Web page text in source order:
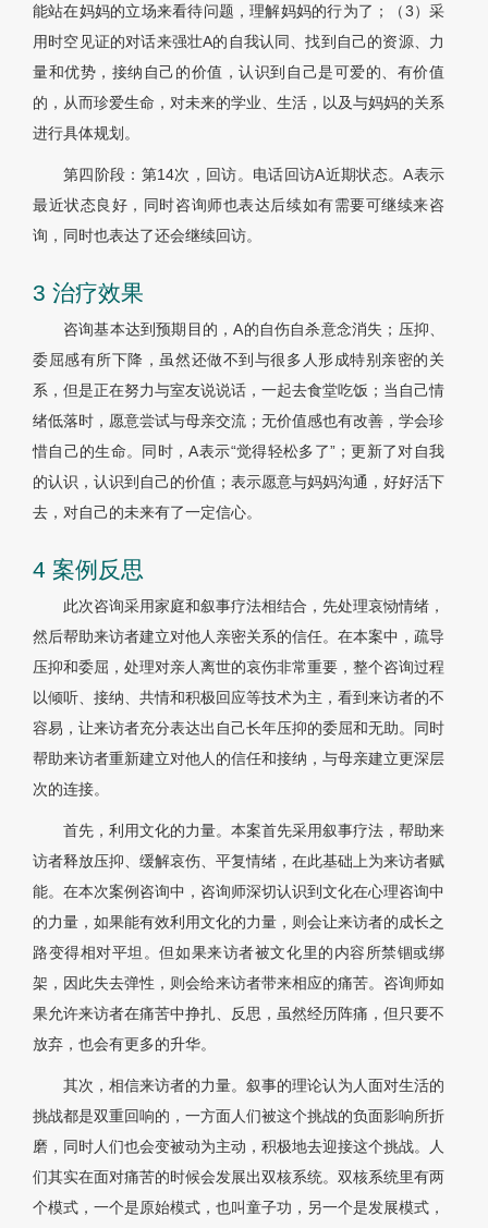
能站在妈妈的立场来看待问题，理解妈妈的行为了；（3）采
用时空见证的对话来强壮A的自我认同、找到自己的资源、力
量和优势，接纳自己的价值，认识到自己是可爱的、有价值
的，从而珍爱生命，对未来的学业、生活，以及与妈妈的关系
进行具体规划。
第四阶段：第14次，回访。电话回访A近期状态。A表示
最近状态良好，同时咨询师也表达后续如有需要可继续来咨
询，同时也表达了还会继续回访。
3 治疗效果
咨询基本达到预期目的，A的自伤自杀意念消失；压抑、
委屈感有所下降，虽然还做不到与很多人形成特别亲密的关
系，但是正在努力与室友说说话，一起去食堂吃饭；当自己情
绪低落时，愿意尝试与母亲交流；无价值感也有改善，学会珍
惜自己的生命。同时，A表示“觉得轻松多了”；更新了对自我
的认识，认识到自己的价值；表示愿意与妈妈沟通，好好活下
去，对自己的未来有了一定信心。
4 案例反思
此次咨询采用家庭和叙事疗法相结合，先处理哀恸情绪，
然后帮助来访者建立对他人亲密关系的信任。在本案中，疏导
压抑和委屈，处理对亲人离世的哀伤非常重要，整个咨询过程
以倾听、接纳、共情和积极回应等技术为主，看到来访者的不
容易，让来访者充分表达出自己长年压抑的委屈和无助。同时
帮助来访者重新建立对他人的信任和接纳，与母亲建立更深层
次的连接。
首先，利用文化的力量。本案首先采用叙事疗法，帮助来
访者释放压抑、缓解哀伤、平复情绪，在此基础上为来访者赋
能。在本次案例咨询中，咨询师深切认识到文化在心理咨询中
的力量，如果能有效利用文化的力量，则会让来访者的成长之
路变得相对平坦。但如果来访者被文化里的内容所禁锢或绑
架，因此失去弹性，则会给来访者带来相应的痛苦。咨询师如
果允许来访者在痛苦中挣扎、反思，虽然经历阵痛，但只要不
放弃，也会有更多的升华。
其次，相信来访者的力量。叙事的理论认为人面对生活的
挑战都是双重回响的，一方面人们被这个挑战的负面影响所折
磨，同时人们也会变被动为主动，积极地去迎接这个挑战。人
们其实在面对痛苦的时候会发展出双核系统。双核系统里有两
个模式，一个是原始模式，也叫童子功，另一个是发展模式，